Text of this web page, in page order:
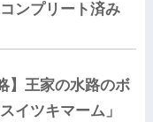
ンプリート済み
】王家の水路のボ
イツキマーム」